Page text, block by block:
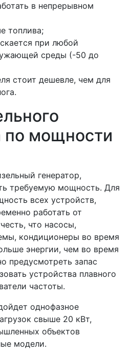
в непрерывном
топлива;
при любой
среды (-50 до
стоит дешевле, чем для
по мощности
генератор,
требуемую мощность. Для
всех устройств,
работать от
что насосы,
кондиционеры во время
энергии, чем во время
предусмотреть запас
устройства плавного
частоты.
однофазное
свыше 20 кВт,
объектов
модели.